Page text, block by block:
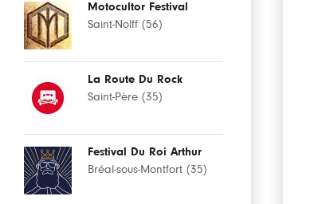
Motocultor Festival
Saint-Nolff (56)
La Route Du Rock
Saint-Père (35)
Festival Du Roi Arthur
Bréal-sous-Montfort (35)